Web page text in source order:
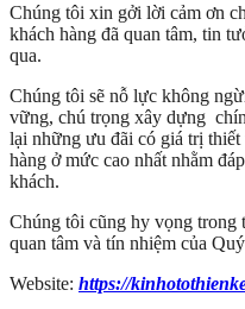
Chúng tôi xin gởi lời cảm ơn
khách hàng đã quan tâm, tin
qua.
Chúng tôi sẽ nỗ lực không
vững, chú trọng xây dựng
lại những ưu đãi có giá trị
hàng ở mức cao nhất nhằm
khách.
Chúng tôi cũng hy vọng trong
quan tâm và tín nhiệm của
Website: https://